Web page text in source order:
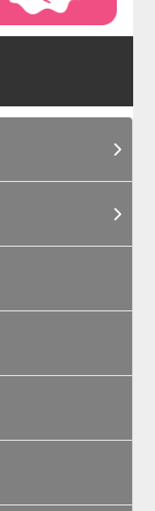
翌営業日
お知ら
発送が
。その
キャン
できま
ござい
い。